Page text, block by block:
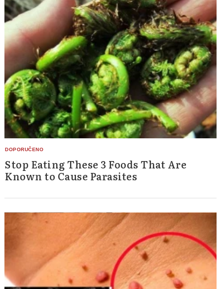
Stop Eating These 3 Foods That Are
Known to Cause Parasites